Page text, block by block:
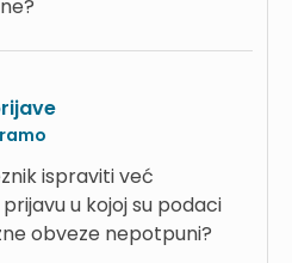
ispraviti već
u kojoj su podaci
obveze nepotpuni?